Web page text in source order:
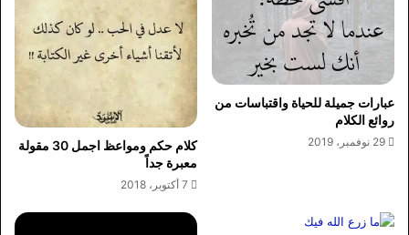
عبارات جميلة للحياة واقتباسات من
روائع الكلام
29 نوفمبر، 2019
كلام حكم ومواعظ اجمل 30 مقولة
معبرة جداً
7 أكتوبر، 2018